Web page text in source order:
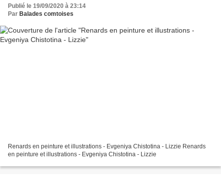
Publié le 19/09/2020 à 23:14
Par Balades comtoises
Renards en peinture et illustrations - Evgeniya Chistotina - Lizzie Renards
en peinture et illustrations - Evgeniya Chistotina - Lizzie